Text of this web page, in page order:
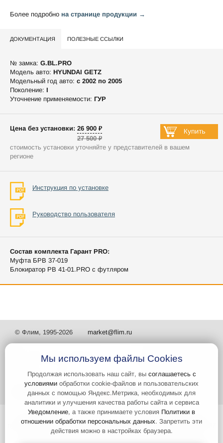
Более подробно на странице продукции →
ДОКУМЕНТАЦИЯ ПОЛЕЗНЫЕ ССЫЛКИ
№ замка: G.BL.PRO
Модель авто: HYUNDAI GETZ
Модельный год авто: c 2002 по 2005
Поколение: I
Уточнение применяемости: ГУР
Цена без установки: 26 900 ₽
27 500 ₽
стоимость установки уточняйте у представителей в вашем
регионе
Инструкция по установке
Руководство пользователя
Состав комплекта Гарант PRO:
Муфта БРВ 37-019
Блокиратор РВ 41-01.PRO с футляром
© Флим, 1995-2026 market@flim.ru
Задать вопрос Контакты
Интернет-сайт носит информационный характер и не является
публичной офертой, которая определяется положениями статьи 437
Гражданского кодекса РФ. Информация о характеристиках и
Мы используем файлы Cookies
Продолжая использовать наш сайт, вы соглашаетесь с
условиями обработки cookie-файлов и пользовательских
данных с помощью Яндекс.Метрика, необходимых для
аналитики и улучшения качества работы сайта и сервиса
Уведомление, а также принимаете условия Политики в
отношении обработки персональных данных. Запретить эти
действия можно в настройках браузера.